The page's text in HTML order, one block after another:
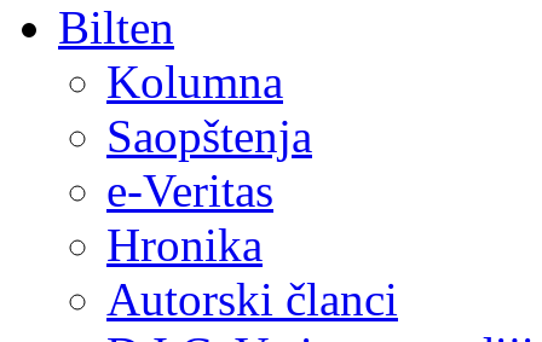
Bilten
Kolumna
Saopštenja
e-Veritas
Hronika
Autorski članci